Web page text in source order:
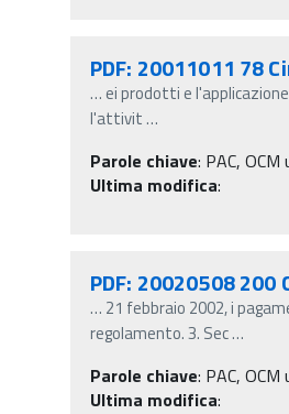
PDF: 20011011 78
… ei prodotti e
l'attivit…
Parole chiave: PAC,
Ultima modifica:
PDF: 20020508 200
… 21 febbraio 2002, i
regolamento. 3. Sec…
Parole chiave: PAC,
Ultima modifica: